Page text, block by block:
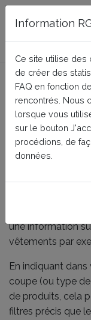
FAQ
Est-il
de
Accueil
Conseils pour
Le tag "type de
exclusivement)
une information
vêtements par
En indiquant
coupe (ou type
de produits, cela
filtres précis que
Information
Ce site utilise des
de créer des
FAQ en fonction
rencontrés. Nous
lorsque vous
sur le bouton
procédions, de
données.